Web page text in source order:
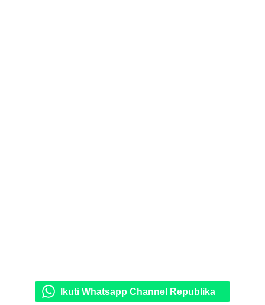
Ikuti Whatsapp Channel Republika